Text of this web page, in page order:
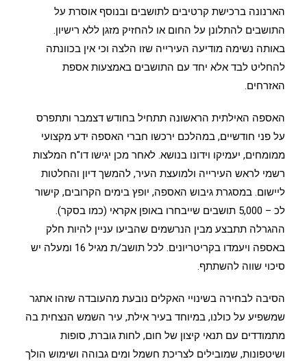
הארנונה ברכישת קרטיבים לתושבים ובנוסף אוסרת על
התושבים להתלונן על החום או להחזיק מזגן ללא רישיון.
באותה נשימה מודיעה העירייה שזו הלצה וכי אין בכוונתה
להחליט לבד אלא יחד עם התושבים באמצעות אספת
האזרחים.
האספה האילתית הראשונה תתחיל בחודש דצמבר ותתפרס
על פני חודשיים, במהלכם ירכשו חברי האספה ידע מקצועי
ממומחים, יעמיקו וידונו בנושא. לאחר מכן יגישו דו"ח המלצות
רשמי לראש העירייה ולמועצת העיר, להמשך דיון והחלטות
ליישום. במסגרת גיבוש האספה, יופץ בימים הקרובים, קישור
לכ – 5,000 תושבים שייבחרו באופן אקראי (כמו בסקר).
ההגרלה תתבצע מבין הנרשמים שהביעו עניין להיות חלק
באספה ויעמדו בקריטריונים. לכל תושב/ת מגיל 16 ומעלה יש
סיכוי שווה להשתתף.
הסיבה לבחירה בשינויי האקלים נובעת מהעובדה שזהו אתגר
שמשפיע על כולנו, במיוחד בעיר אילת, עיר השמש הנצחית בה
מתמודדים עם תנאי קיצון של חום, לחות גוברת, סופות
ושיטפונות, שמובילים לצריכת חשמל ומים גבוהה ושימוש הולך